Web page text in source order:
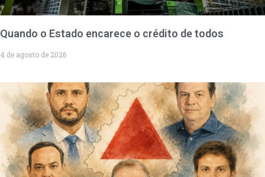
Quando o Estado encarece o crédito de todos
4 de agosto de 2026